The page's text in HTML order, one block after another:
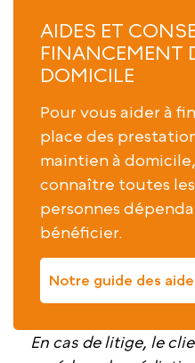
AIDES ET
FINANCEMENT
DOMICILE
Pour vous aider à
place des
maintien à
connaître toutes
personnes
bénéficier.
Notre guide des
En cas de litige, le